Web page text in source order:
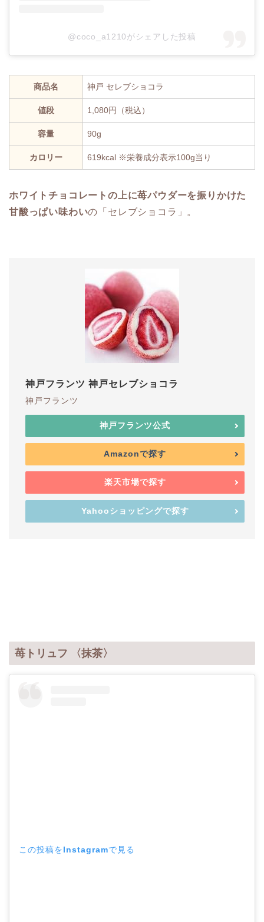
@coco_a1210がシェアした投稿
商品名 神戸 セレブショコラ
値段 1,080円（税込）
容量 90g
カロリー 619kcal ※栄養成分表示100g当り
ホワイトチョコレートの上に苺パウダーを振りかけた
甘酸っぱい味わいの「セレブショコラ」。
神戸フランツ 神戸セレブショコラ
神戸フランツ
神戸フランツ公式
Amazonで探す
楽天市場で探す
Yahooショッピングで探す
苺トリュフ 〈抹茶〉
この投稿をInstagramで見る